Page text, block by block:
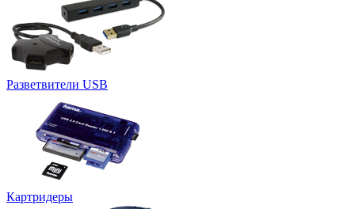
Разветвители USB
Картридеры